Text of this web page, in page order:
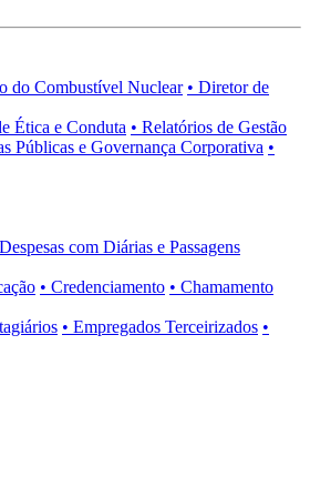
do Combustível Nuclear • Diretor de
Ética e Conduta • Relatórios de Gestão
Públicas e Governança Corporativa •
com Diárias e Passagens
• Credenciamento • Chamamento
• Empregados Terceirizados •